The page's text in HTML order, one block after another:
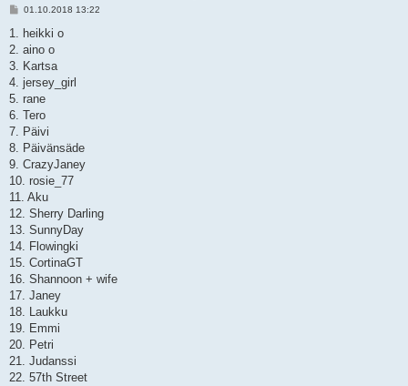
V
e
01.10.2018 13:22
1. heikki o
2. aino o
3. Kartsa
4. jersey_girl
5. rane
6. Tero
7. Päivi
8. Päivänsäde
9. CrazyJaney
10. rosie_77
11. Aku
12. Sherry Darling
13. SunnyDay
14. Flowingki
15. CortinaGT
16. Shannoon + wife
17. Janey
18. Laukku
19. Emmi
20. Petri
21. Judanssi
22. 57th Street